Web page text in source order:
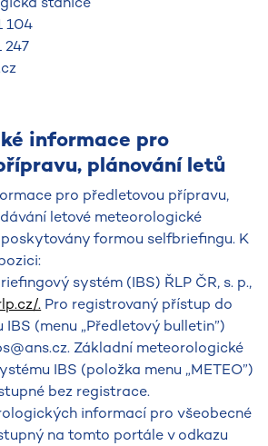
104
247
informace pro
plánování letů
pro předletovou přípravu,
letové meteorologické
formou self­briefingu. K
systém (IBS) ŘLP ČR, s. p.,
. Pro registrovaný přístup do
(menu „Předletový bulletin”)
Základní meteorologické
IBS (položka menu „METEO”)
bez registrace.
informací pro všeobecné
na tomto portále v odkazu